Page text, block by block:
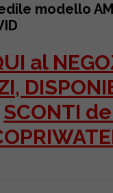
modello
al
SCONTI